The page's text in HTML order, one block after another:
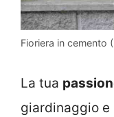
Fioriera in cemento
La tua
giardinaggio e